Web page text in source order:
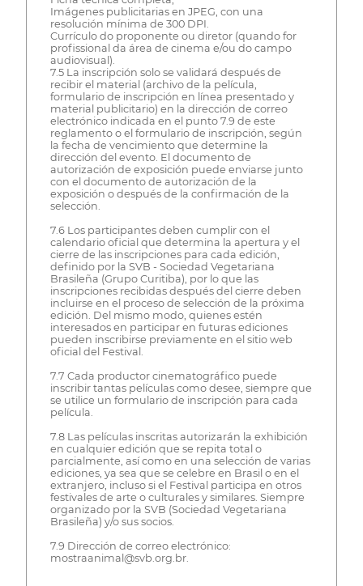
Imágenes publicitarias en JPEG, con una
resolución mínima de 300 DPI.
Currículo do proponente ou diretor (quando for
profissional da área de cinema e/ou do campo
audiovisual).
7.5 La inscripción solo se validará después de
recibir el material (archivo de la película,
formulario de inscripción en línea presentado y
material publicitario) en la dirección de correo
electrónico indicada en el punto 7.9 de este
reglamento o el formulario de inscripción, según
la fecha de vencimiento que determine la
dirección del evento. El documento de
autorización de exposición puede enviarse junto
con el documento de autorización de la
exposición o después de la confirmación de la
selección.
7.6 Los participantes deben cumplir con el
calendario oficial que determina la apertura y el
cierre de las inscripciones para cada edición,
definido por la SVB - Sociedad Vegetariana
Brasileña (Grupo Curitiba), por lo que las
inscripciones recibidas después del cierre deben
incluirse en el proceso de selección de la próxima
edición. Del mismo modo, quienes estén
interesados en participar en futuras ediciones
pueden inscribirse previamente en el sitio web
oficial del Festival.
7.7 Cada productor cinematográfico puede
inscribir tantas películas como desee, siempre que
se utilice un formulario de inscripción para cada
película.
7.8 Las películas inscritas autorizarán la exhibición
en cualquier edición que se repita total o
parcialmente, así como en una selección de varias
ediciones, ya sea que se celebre en Brasil o en el
extranjero, incluso si el Festival participa en otros
festivales de arte o culturales y similares. Siempre
organizado por la SVB (Sociedad Vegetariana
Brasileña) y/o sus socios.
7.9 Dirección de correo electrónico:
mostraanimal@svb.org.br.